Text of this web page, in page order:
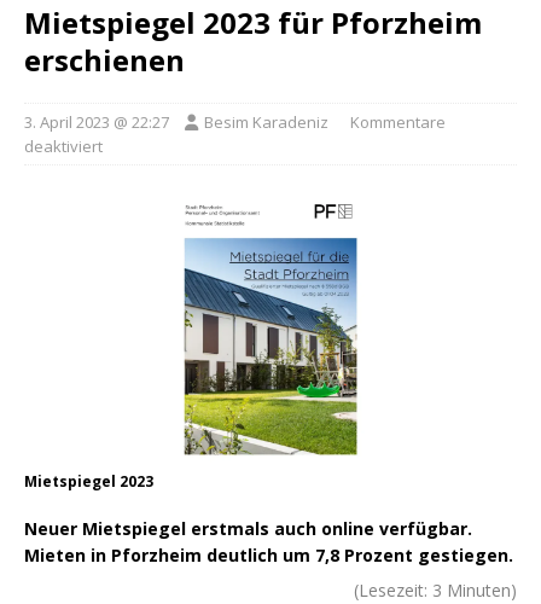
Mietspiegel 2023 für Pforzheim
erschienen
3. April 2023 @ 22:27 Besim Karadeniz
Kommentare
deaktiviert
Mietspiegel 2023
Neuer Mietspiegel erstmals auch online verfügbar.
Mieten in Pforzheim deutlich um 7,8 Prozent gestiegen.
(Lesezeit: 3 Minuten)